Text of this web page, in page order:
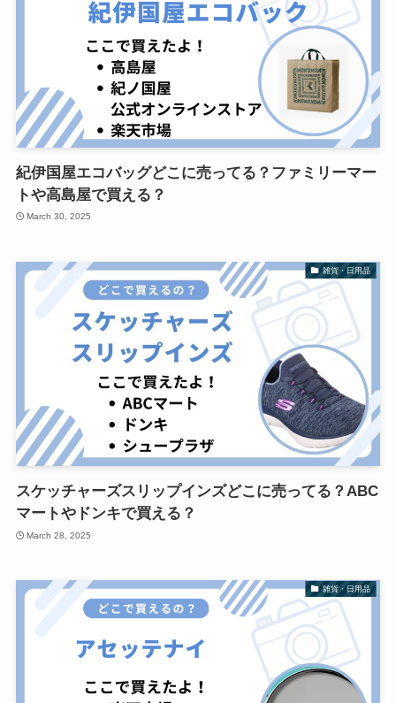
紀伊国屋エコバッグどこに売ってる？ファミリーマー
トや高島屋で買える？
March 30, 2025
雑貨・日用品
スケッチャーズスリップインズどこに売ってる？ABC
マートやドンキで買える？
March 28, 2025
雑貨・日用品